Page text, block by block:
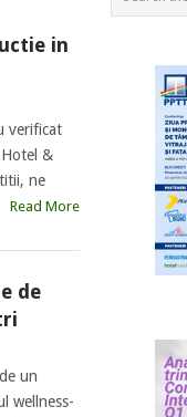
in
verificat
&
ne
Read More
de
un
wellness-